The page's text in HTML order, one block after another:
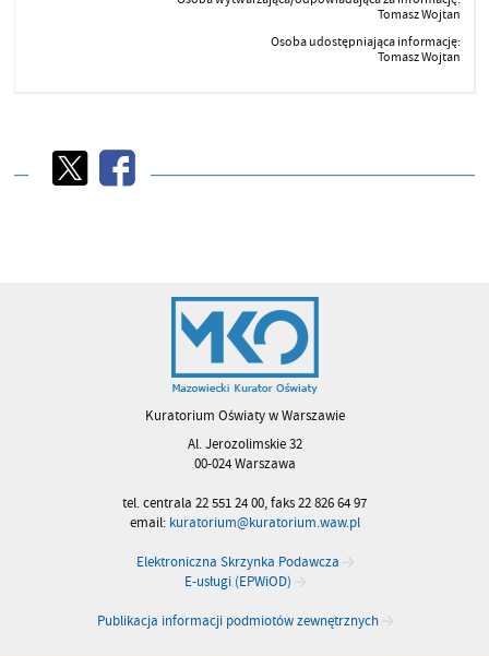
Tomasz Wojtan
Osoba udostępniająca informację:
Tomasz Wojtan
Kuratorium Oświaty w Warszawie
Al. Jerozolimskie 32
00-024 Warszawa
tel. centrala 22 551 24 00, faks 22 826 64 97
email: kuratorium@kuratorium.waw.pl
Elektroniczna Skrzynka Podawcza
E-usługi (EPWiOD)
Publikacja informacji podmiotów zewnętrznych